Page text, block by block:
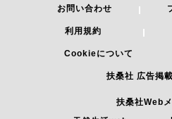
お問い合わせ
利用規約
Cookieについて
扶桑社 広告掲
扶桑社Web